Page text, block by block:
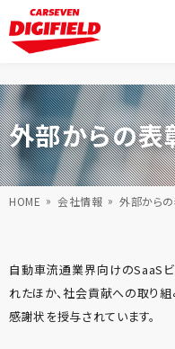
外部からの表
HOME 会社情報 外部から
自動車流通業界向けのSaaS
れたほか、社会貢献への取り
感謝状を授与されています。